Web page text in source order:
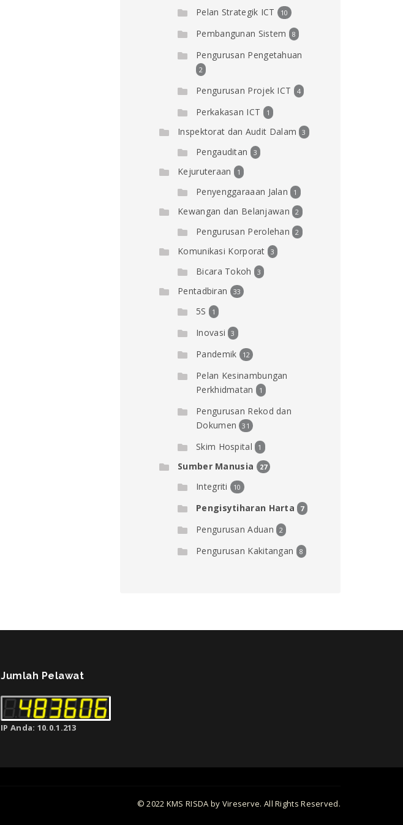
Pelan Strategik ICT 10
Pembangunan Sistem 8
Pengurusan Pengetahuan
2
Pengurusan Projek ICT 4
Perkakasan ICT 1
Inspektorat dan Audit Dalam 3
Pengauditan 3
Kejuruteraan 1
Penyenggaraaan Jalan 1
Kewangan dan Belanjawan 2
Pengurusan Perolehan 2
Komunikasi Korporat 3
Bicara Tokoh 3
Pentadbiran 33
5S 1
Inovasi 3
Pandemik 12
Pelan Kesinambungan
Perkhidmatan
1
Pengurusan Rekod dan
Dokumen
31
Skim Hospital 1
Sumber Manusia 27
Integriti 10
Pengisytiharan Harta 7
Pengurusan Aduan 2
Pengurusan Kakitangan 8
Jumlah Pelawat
IP Anda: 10.0.1.213
© 2022 KMS RISDA by Vireserve. All Rights Reserved.